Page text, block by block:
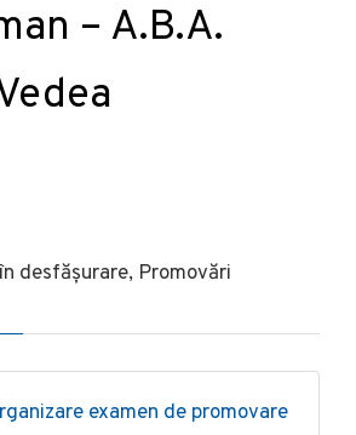
– A.B.A.
desfășurare, Promovări
examen de promovare